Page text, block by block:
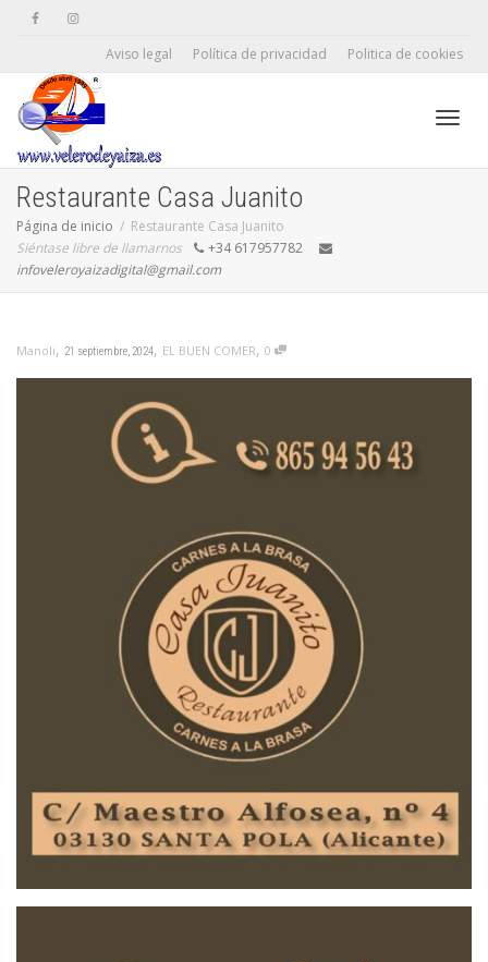
Aviso legal Política de privacidad Politica de cookies
Restaurante Casa Juanito
Página de inicio
Restaurante Casa Juanito
Siéntase libre de llamarnos
+34 617957782
infoveleroyaizadigital@gmail.com
Manoli, 21 septiembre, 2024, EL BUEN COMER, 0